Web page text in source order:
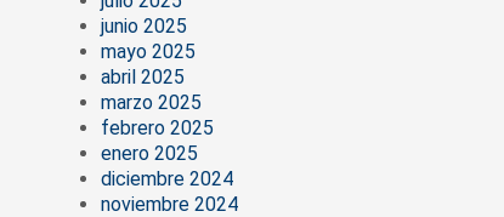
junio 2025
mayo 2025
abril 2025
marzo 2025
febrero 2025
enero 2025
diciembre 2024
noviembre 2024